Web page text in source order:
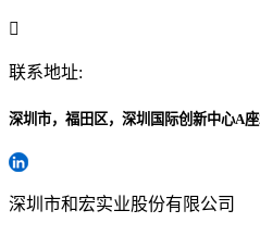
联系地址:
深圳市，福田区，深圳国际创新中心A
深圳市和宏实业股份有限公司